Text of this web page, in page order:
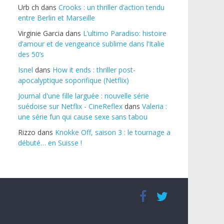
Urb ch dans Crooks : un thriller d’action tendu
entre Berlin et Marseille
Virginie Garcia dans L’ultimo Paradiso: histoire
d’amour et de vengeance sublime dans l’Italie
des 50’s
Isnel dans How it ends : thriller post-
apocalyptique soporifique (Netflix)
Journal d'une fille larguée : nouvelle série
suédoise sur Netflix - CineReflex dans Valeria :
une série fun qui cause sexe sans tabou
Rizzo dans Knokke Off, saison 3 : le tournage a
débuté… en Suisse !